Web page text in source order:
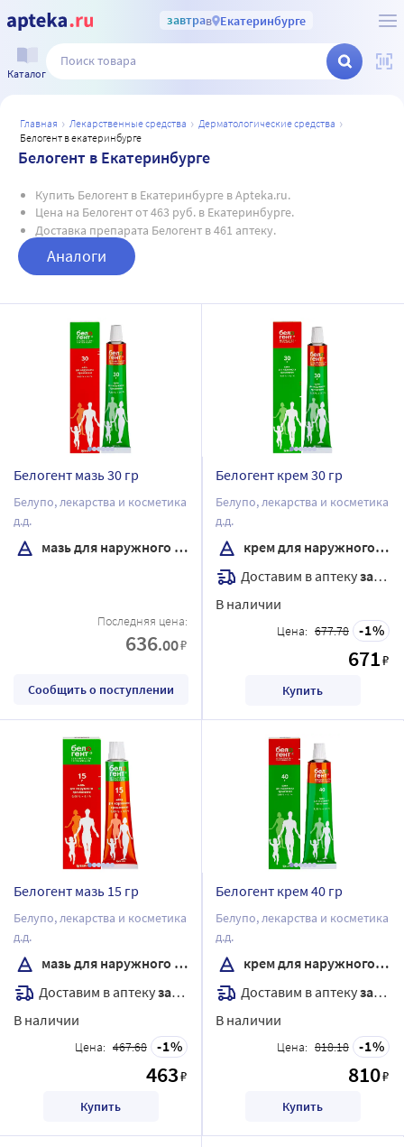
завтрав Екатеринбурге
Каталог
главная лекарственные средства
дерматологические средства
белогент в екатеринбурге
Белогент в Екатеринбурге
Купить Белогент в Екатеринбурге в Apteka.ru.
Цена на Белогент от 463 руб. в Екатеринбурге.
Доставка препарата Белогент в 461 аптеку.
Аналоги
Белогент мазь 30 гр
Белупо, лекарства и косметика
д.д.
мазь для наружного применения
Последняя цена:
636.00₽
Сообщить о поступлении
Белогент крем 30 гр
Белупо, лекарства и косметика
д.д.
крем для наружного применения
Доставим в аптекузавтра
В наличии
Цена: 677.78 1
671₽
Купить
Белогент мазь 15 гр
Белупо, лекарства и косметика
д.д.
мазь для наружного применения
Доставим в аптекузавтра
В наличии
Цена: 467.68 1
463₽
Купить
Белогент крем 40 гр
Белупо, лекарства и косметика
д.д.
крем для наружного применения
Доставим в аптекузавтра
В наличии
Цена: 818.18 1
810₽
Купить